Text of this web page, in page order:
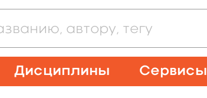
Дисциплины Сервисы